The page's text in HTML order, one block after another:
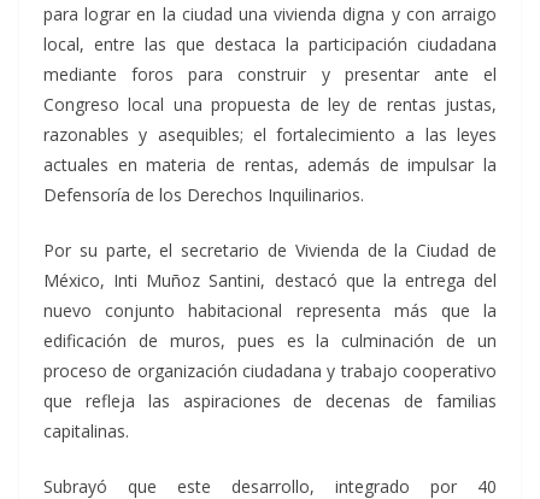
para lograr en la ciudad una vivienda digna y con arraigo
local, entre las que destaca la participación ciudadana
mediante foros para construir y presentar ante el
Congreso local una propuesta de ley de rentas justas,
razonables y asequibles; el fortalecimiento a las leyes
actuales en materia de rentas, además de impulsar la
Defensoría de los Derechos Inquilinarios.
Por su parte, el secretario de Vivienda de la Ciudad de
México, Inti Muñoz Santini, destacó que la entrega del
nuevo conjunto habitacional representa más que la
edificación de muros, pues es la culminación de un
proceso de organización ciudadana y trabajo cooperativo
que refleja las aspiraciones de decenas de familias
capitalinas.
Subrayó que este desarrollo, integrado por 40